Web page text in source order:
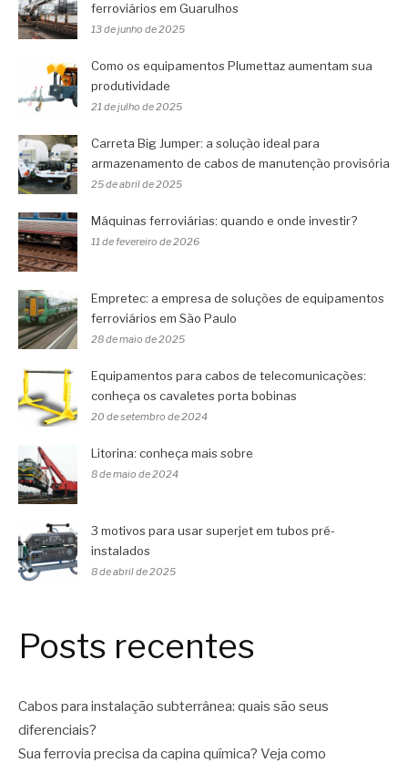
ferroviários em Guarulhos
13 de junho de 2025
Como os equipamentos Plumettaz aumentam sua
produtividade
21 de julho de 2025
Carreta Big Jumper: a solução ideal para
armazenamento de cabos de manutenção provisória
25 de abril de 2025
Máquinas ferroviárias: quando e onde investir?
11 de fevereiro de 2026
Empretec: a empresa de soluções de equipamentos
ferroviários em São Paulo
28 de maio de 2025
Equipamentos para cabos de telecomunicações:
conheça os cavaletes porta bobinas
20 de setembro de 2024
Litorina: conheça mais sobre
8 de maio de 2024
3 motivos para usar superjet em tubos pré-
instalados
8 de abril de 2025
Posts recentes
Cabos para instalação subterrânea: quais são seus
diferenciais?
Sua ferrovia precisa da capina química? Veja como